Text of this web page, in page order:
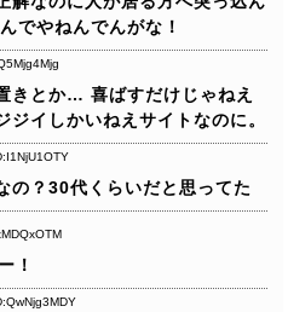
でやねんでんがな！
きとか… 喜ばすだけじゃねえ
ジイしかいねえサイトなのに。
の？30代くらいだと思ってた
！